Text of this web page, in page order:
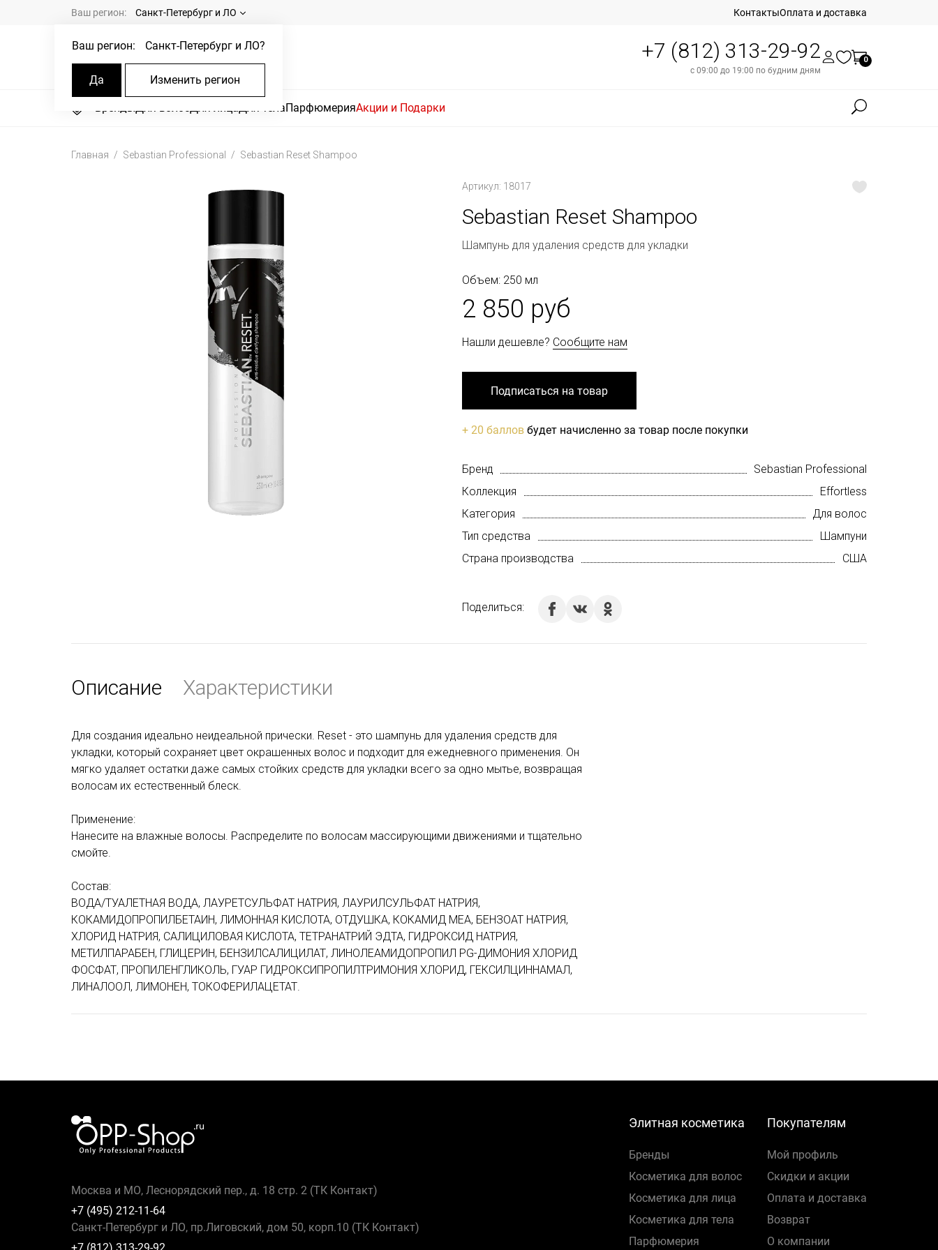
Ваш регион: Санкт-Петербург и ЛО
Ваш регион: Санкт-Петербург и ЛО?
Да Изменить регион
КонтактыОплата и доставка
+7 (812) 313-29-92
с 09:00 до 19:00 по будним дням
0
БрендыДля волосДля лицаДля телаПарфюмерияАкции и Подарки
Главная Sebastian Professional Sebastian Reset Shampoo
Артикул: 18017
Sebastian Reset Shampoo
Шампунь для удаления средств для укладки
Объем: 250 мл
2 850 руб
Нашли дешевле? Сообщите нам
Подписаться на товар
+ 20 баллов будет начисленно за товар после покупки
Бренд
Sebastian Professional
Коллекция
Effortless
Категория
Для волос
Тип средства
Шампуни
Страна производства
США
Поделиться:
Описание Характеристики
Для создания идеально неидеальной прически. Reset - это шампунь для удаления средств для
укладки, который сохраняет цвет окрашенных волос и подходит для ежедневного применения. Он
мягко удаляет остатки даже самых стойких средств для укладки всего за одно мытье, возвращая
волосам их естественный блеск.
Применение:
Нанесите на влажные волосы. Распределите по волосам массирующими движениями и тщательно
смойте.
Состав:
ВОДА/ТУАЛЕТНАЯ ВОДА, ЛАУРЕТСУЛЬФАТ НАТРИЯ, ЛАУРИЛСУЛЬФАТ НАТРИЯ,
КОКАМИДОПРОПИЛБЕТАИН, ЛИМОННАЯ КИСЛОТА, ОТДУШКА, КОКАМИД МЕА, БЕНЗОАТ НАТРИЯ,
ХЛОРИД НАТРИЯ, САЛИЦИЛОВАЯ КИСЛОТА, ТЕТРАНАТРИЙ ЭДТА, ГИДРОКСИД НАТРИЯ,
МЕТИЛПАРАБЕН, ГЛИЦЕРИН, БЕНЗИЛСАЛИЦИЛАТ, ЛИНОЛЕАМИДОПРОПИЛ PG-ДИМОНИЯ ХЛОРИД
ФОСФАТ, ПРОПИЛЕНГЛИКОЛЬ, ГУАР ГИДРОКСИПРОПИЛТРИМОНИЯ ХЛОРИД, ГЕКСИЛЦИННАМАЛ,
ЛИНАЛООЛ, ЛИМОНЕН, ТОКОФЕРИЛАЦЕТАТ.
Москва и МО, Леснорядский пер., д. 18 стр. 2 (ТК Контакт)
+7 (495) 212-11-64
Санкт-Петербург и ЛО, пр.Лиговский, дом 50, корп.10 (ТК Контакт)
Элитная косметика
Бренды
Косметика для волос
Косметика для лица
Косметика для тела
Парфюмерия
Покупателям
Мой профиль
Скидки и акции
Оплата и доставка
Возврат
О компании